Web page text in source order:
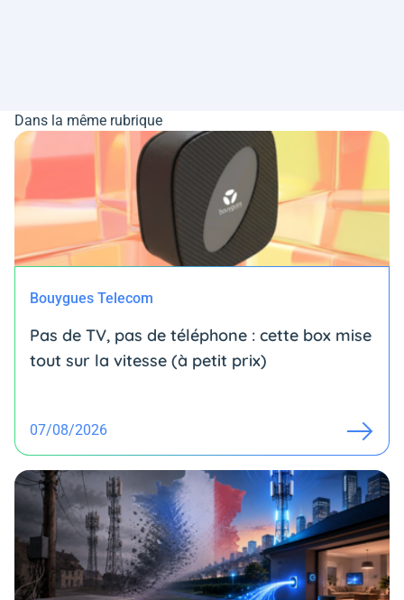
Dans la même rubrique
Bouygues Telecom
Pas de TV, pas de téléphone : cette box mise
tout sur la vitesse (à petit prix)
07/08/2026